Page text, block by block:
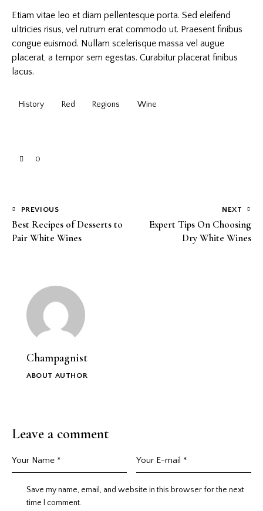
Etiam vitae leo et diam pellentesque porta. Sed eleifend
ultricies risus, vel rutrum erat commodo ut. Praesent finibus
congue euismod. Nullam scelerisque massa vel augue
placerat, a tempor sem egestas. Curabitur placerat finibus
lacus.
History Red Regions Wine
0
PREVIOUS
Best Recipes of Desserts to
Pair White Wines
NEXT
Expert Tips On Choosing
Dry White Wines
Champagnist
ABOUT AUTHOR
Leave a comment
Save my name, email, and website in this browser for the next
time I comment.